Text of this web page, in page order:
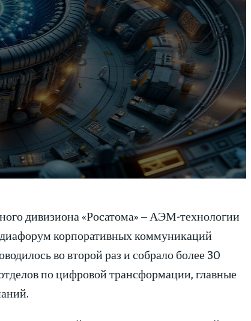
дивизиона «Росатома» – АЭМ-технологии
корпоративных коммуникаций
во второй раз и собрало более 30
по цифровой трансформации, главные